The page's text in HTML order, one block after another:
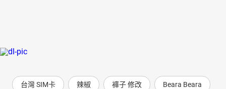
台灣 SIM卡 辣椒 褲子 修改 Beara Beara